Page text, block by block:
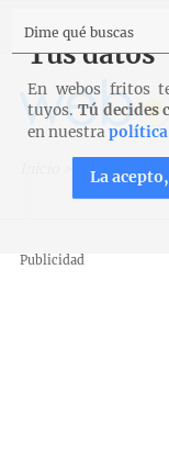
Recetas
Publicidad
Tus datos
En webos fritos
tuyos. Tú decides
en nuestrapolítica
La